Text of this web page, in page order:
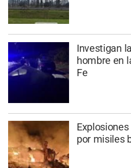
Investigan
hombre en
Fe
por misiles